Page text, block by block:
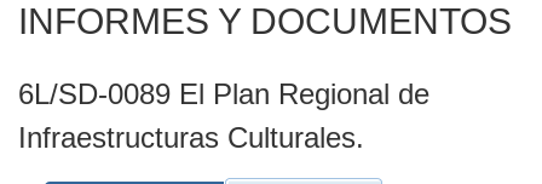
INFORMES Y DOCUMENTOS
6L/SD-0089 El Plan Regional de
Infraestructuras Culturales.